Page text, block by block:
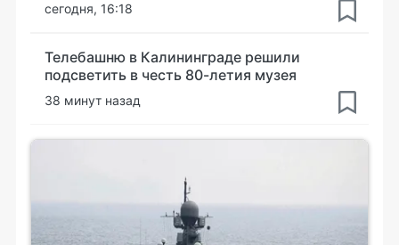
сегодня, 16:18
Телебашню в Калининграде решили
подсветить в честь 80-летия музея
38 минут назад